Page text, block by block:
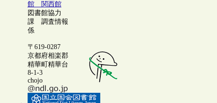
館 関西館
図書館協力
課 調査情報
係
〒619-0287
京都府相楽郡
精華町精華台
8-1-3
chojo